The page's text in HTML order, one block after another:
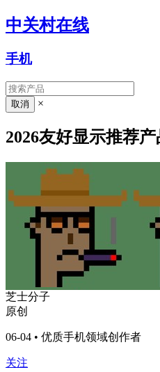
中关村在线
手机
×
2026友好显示推荐
芝士分子
原创
06-04 • 优质手机领域创作者
关注